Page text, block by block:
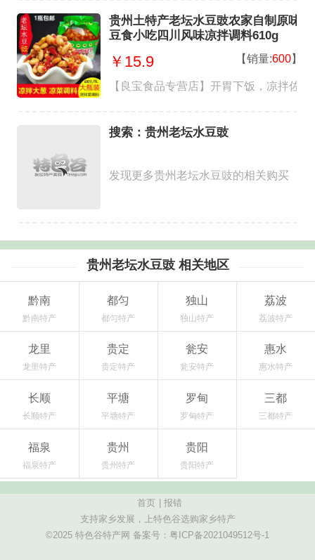
贵州土特产老坛水豆豉农家自制原味
豆食小吃四川风味凉拌调料610g
￥15.9 【销量:600】
【良宝食品专营店】开胃下饭，凉拌佐
搜索：贵州老坛水豆豉
发现更多贵州老坛水豆豉的相关购买
贵州老坛水豆豉 相关地区
黔南
黔南特产
都匀
都匀特产
独山
独山特产
荔波
荔波特产
龙里
龙里特产
贵定
贵定特产
瓮安
瓮安特产
惠水
惠水特产
长顺
长顺特产
平塘
平塘特产
罗甸
罗甸特产
三都
三都特产
福泉
福泉特产
贵州
贵州特产
贵阳
贵阳特产
首页
报错
支持家乡发展，上特色谷选购家乡特产
©2025 特色谷特产网 备案号： 粤ICP备2021049512号-1